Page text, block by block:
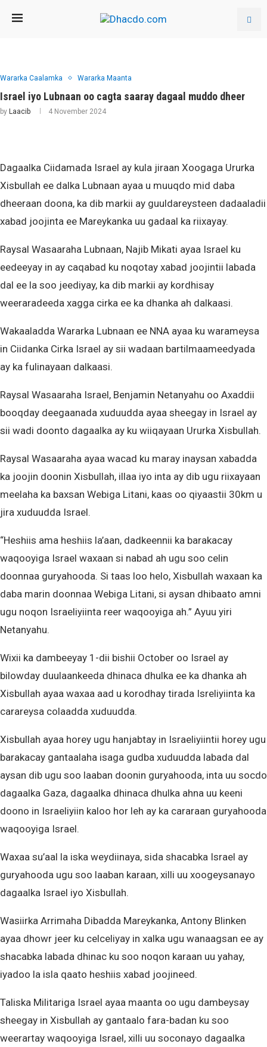
Wararka Caalamka Wararka Maanta
Israel iyo Lubnaan oo cagta saaray dagaal muddo dheer
by Laacib 4 November 2024
Dagaalka Ciidamada Israel ay kula jiraan Xoogaga Ururka
Xisbullah ee dalka Lubnaan ayaa u muuqdo mid daba
dheeraan doona, ka dib markii ay guuldareysteen dadaaladii
xabad joojinta ee Mareykanka uu gadaal ka riixayay.
Raysal Wasaaraha Lubnaan, Najib Mikati ayaa Israel ku
eedeeyay in ay caqabad ku noqotay xabad joojintii labada
dal ee la soo jeediyay, ka dib markii ay kordhisay
weeraradeeda xagga cirka ee ka dhanka ah dalkaasi.
Wakaaladda Wararka Lubnaan ee NNA ayaa ku warameysa
in Ciidanka Cirka Israel ay sii wadaan bartilmaameedyada
ay ka fulinayaan dalkaasi.
Raysal Wasaaraha Israel, Benjamin Netanyahu oo Axaddii
booqday deegaanada xuduudda ayaa sheegay in Israel ay
sii wadi doonto dagaalka ay ku wiiqayaan Ururka Xisbullah.
Raysal Wasaaraha ayaa wacad ku maray inaysan xabadda
ka joojin doonin Xisbullah, illaa iyo inta ay dib ugu riixayaan
meelaha ka baxsan Webiga Litani, kaas oo qiyaastii 30km u
jira xuduudda Israel.
“Heshiis ama heshiis la’aan, dadkeennii ka barakacay
waqooyiga Israel waxaan si nabad ah ugu soo celin
doonnaa guryahooda. Si taas loo helo, Xisbullah waxaan ka
daba marin doonnaa Webiga Litani, si aysan dhibaato amni
ugu noqon Israeliyiinta reer waqooyiga ah.” Ayuu yiri
Netanyahu.
Wixii ka dambeeyay 1-dii bishii October oo Israel ay
bilowday duulaankeeda dhinaca dhulka ee ka dhanka ah
Xisbullah ayaa waxaa aad u korodhay tirada Isreliyiinta ka
carareysa colaadda xuduudda.
Xisbullah ayaa horey ugu hanjabtay in Israeliyiintii horey ugu
barakacay gantaalaha isaga gudba xuduudda labada dal
aysan dib ugu soo laaban doonin guryahooda, inta uu socdo
dagaalka Gaza, dagaalka dhinaca dhulka ahna uu keeni
doono in Israeliyiin kaloo hor leh ay ka cararaan guryahooda
waqooyiga Israel.
Waxaa su’aal la iska weydiinaya, sida shacabka Israel ay
guryahooda ugu soo laaban karaan, xilli uu xoogeysanayo
dagaalka Israel iyo Xisbullah.
Wasiirka Arrimaha Dibadda Mareykanka, Antony Blinken
ayaa dhowr jeer ku celceliyay in xalka ugu wanaagsan ee ay
shacabka labada dhinac ku soo noqon karaan uu yahay,
iyadoo la isla qaato heshiis xabad joojineed.
Taliska Militariga Israel ayaa maanta oo ugu dambeysay
sheegay in Xisbullah ay gantaalo fara-badan ku soo
weerartay waqooyiga Israel, xilli uu soconayo dagaalka